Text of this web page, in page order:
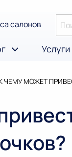
салонов
Услуги
ЧЕМУ МОЖЕТ